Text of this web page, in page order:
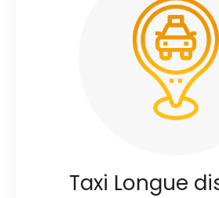
Taxi Longue